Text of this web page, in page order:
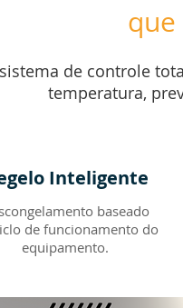
de controle
temperatura,
Inteligente
baseado
de funcionamento do
equipamento.